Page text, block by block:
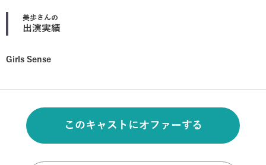
美歩さんの
出演実績
Girls Sense
このキャストにオファーする